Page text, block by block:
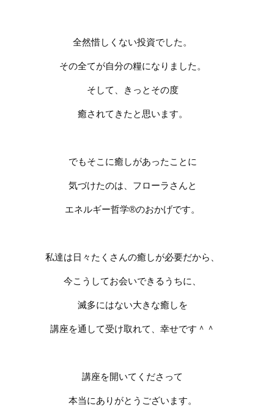
全然惜しくない投資でした。
その全てが自分の糧になりました。
そして、きっとその度
癒されてきたと思います。
でもそこに癒しがあったことに
気づけたのは、フローラさんと
エネルギー哲学®︎のおかげです。
私達は日々たくさんの癒しが必要だから、
今こうしてお会いできるうちに、
滅多にはない大きな癒しを
講座を通して受け取れて、幸せです＾＾
講座を開いてくださって
本当にありがとうございます。